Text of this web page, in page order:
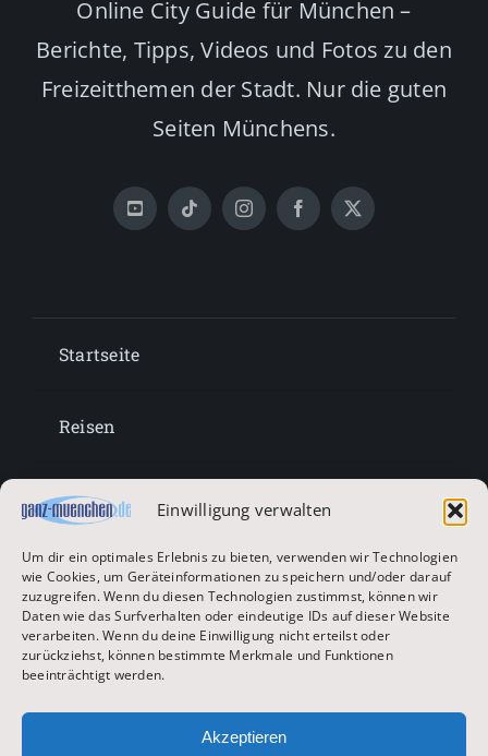
Einwilligung verwalten
Um dir ein optimales Erlebnis zu bieten, verwenden wir Technologien
wie Cookies, um Geräteinformationen zu speichern und/oder darauf
zuzugreifen. Wenn du diesen Technologien zustimmst, können wir
Daten wie das Surfverhalten oder eindeutige IDs auf dieser Website
verarbeiten. Wenn du deine Einwilligung nicht erteilst oder
zurückziehst, können bestimmte Merkmale und Funktionen
beeinträchtigt werden.
Akzeptieren
Online City Guide für München –
Berichte, Tipps, Videos und Fotos zu den
Freizeitthemen der Stadt. Nur die guten
Seiten Münchens.
Startseite
Reisen
Lifestyle
Entertainment
Oktoberfest & Volksfeste
Zur Hauptseite